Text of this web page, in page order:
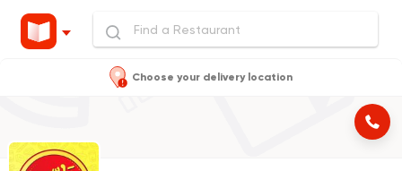
Choose your delivery location